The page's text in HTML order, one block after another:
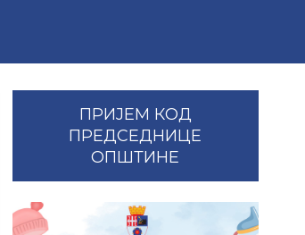
ПРИЈЕМ КОД
ПРЕДСЕДНИЦЕ
ОПШТИНЕ